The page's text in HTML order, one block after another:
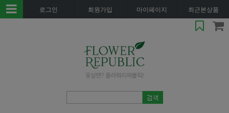
로그인 회원가입 마이페이지 최근본상품